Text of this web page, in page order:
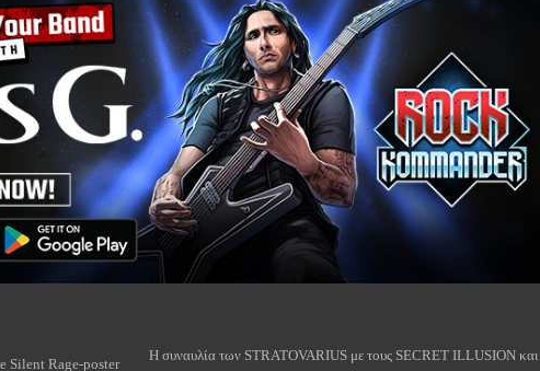
Η συναυλία των STRATOVARIUS με τους SECRET ILLUSION και